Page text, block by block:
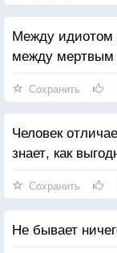
Между
между
Сохранить
Человек
знает, как
Сохранить
Не бывает